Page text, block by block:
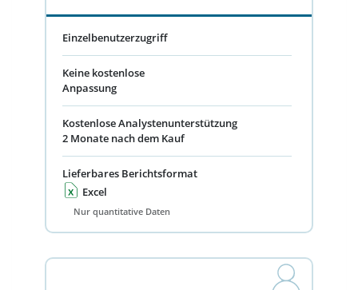
Einzelbenutzerzugriff
Keine kostenlose
Anpassung
Kostenlose Analystenunterstützung
2 Monate nach dem Kauf
Lieferbares Berichtsformat
Excel
Nur quantitative Daten